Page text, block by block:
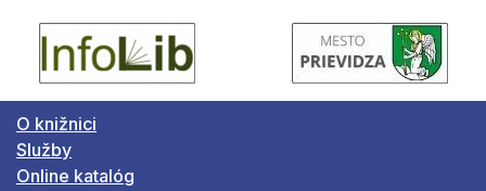
O knižnici
Služby
Online katalóg